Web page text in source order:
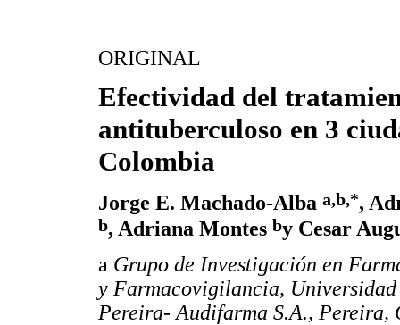
ORIGINAL
Efectividad del
antituberculoso en 3
Colombia
Jorge E. Machado-Alba a,b,*,
b, Adriana Montes by Cesar
a Grupo de Investigación en
y Farmacovigilancia, Universidad
Pereira- Audifarma S.A., Pereira,